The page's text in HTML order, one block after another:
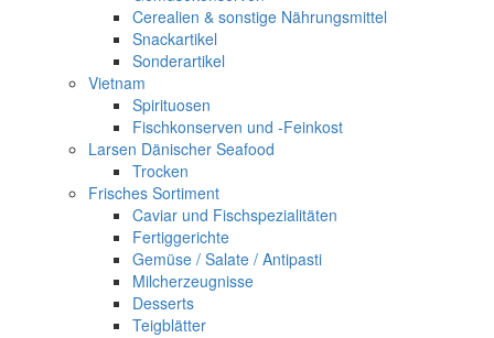
Cerealien & sonstige Nährungsmittel
Snackartikel
Sonderartikel
Vietnam
Spirituosen
Fischkonserven und -Feinkost
Larsen Dänischer Seafood
Trocken
Frisches Sortiment
Caviar und Fischspezialitäten
Fertiggerichte
Gemüse / Salate / Antipasti
Milcherzeugnisse
Desserts
Teigblätter